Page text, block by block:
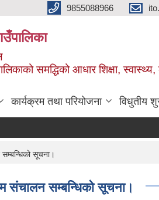
9855088966
समद्धिको आधार शिक्षा, स्‍वास्‍थ्‍य,
कार्यक्रम तथा परियोजना विधुतीय
सूचना।
संचालन सम्बन्धिको सूचना।